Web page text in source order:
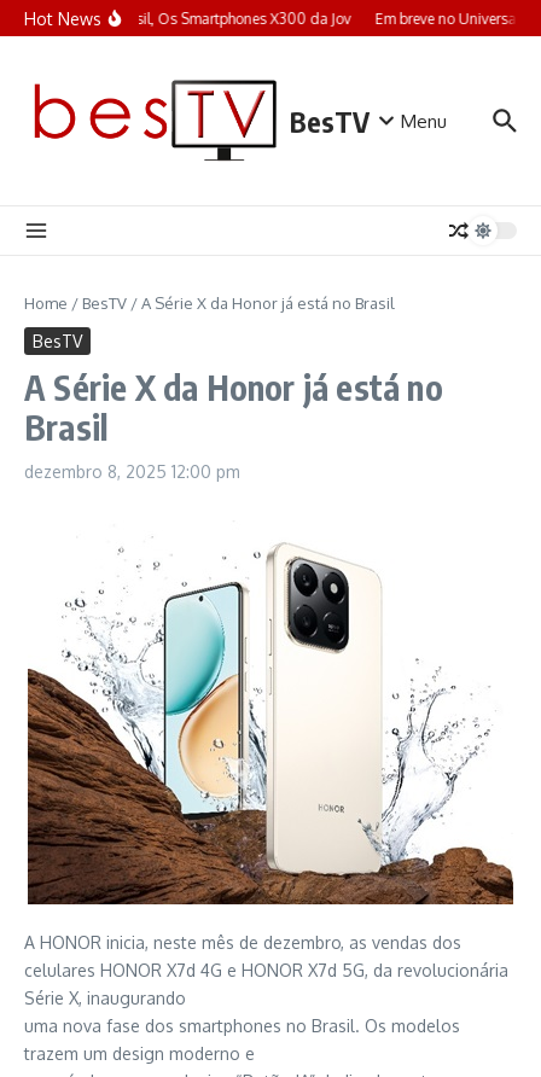
Ir para o conteúdo
Hot NewsNo Brasil, Os Smartphones X300 da Jov Em breve no Universal+:
BesTV Menu
Home / BesTV /A Série X da Honor já está no Brasil
BesTV
A Série X da Honor já está no
Brasil
dezembro 8, 2025 12:00 pm
A HONOR inicia, neste mês de dezembro, as vendas dos
celulares HONOR X7d 4G e HONOR X7d 5G, da revolucionária
Série X, inaugurando
uma nova fase dos smartphones no Brasil. Os modelos
trazem um design moderno e